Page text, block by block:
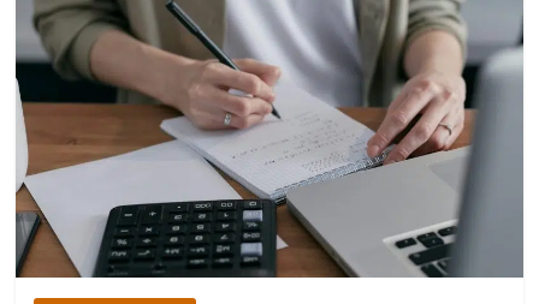
Next Terra International : des solutions logistiques au service
du commerce international